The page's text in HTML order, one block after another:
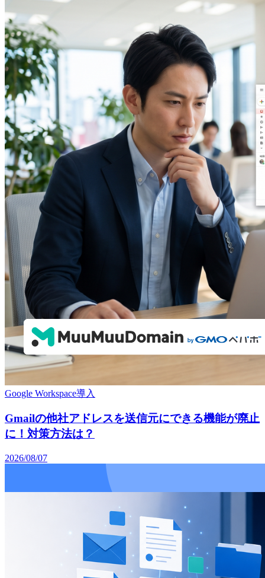
Google Workspace導入
Gmailの他社アドレスを送信元にできる機能が廃止
に！対策方法は？
2026/08/07